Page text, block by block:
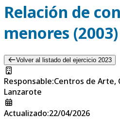
Relación de
menores (2003)
Volver al listado del ejercicio 2023
Responsable:Centros de Arte,
Lanzarote
Actualizado:22/04/2026